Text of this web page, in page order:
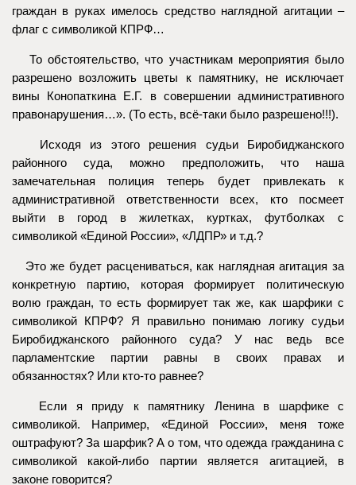
граждан в руках имелось средство наглядной агитации –
флаг с символикой КПРФ…
То обстоятельство, что участникам мероприятия было
разрешено возложить цветы к памятнику, не исключает
вины Конопаткина Е.Г. в совершении административного
правонарушения…». (То есть, всё-таки было разрешено!!!).
Исходя из этого решения судьи Биробиджанского
районного суда, можно предположить, что наша
замечательная полиция теперь будет привлекать к
административной ответственности всех, кто посмеет
выйти в город в жилетках, куртках, футболках с
символикой «Единой России», «ЛДПР» и т.д.?
Это же будет расцениваться, как наглядная агитация за
конкретную партию, которая формирует политическую
волю граждан, то есть формирует так же, как шарфики с
символикой КПРФ? Я правильно понимаю логику судьи
Биробиджанского районного суда? У нас ведь все
парламентские партии равны в своих правах и
обязанностях? Или кто-то равнее?
Если я приду к памятнику Ленина в шарфике с
символикой. Например, «Единой России», меня тоже
оштрафуют? За шарфик? А о том, что одежда гражданина с
символикой какой-либо партии является агитацией, в
законе говорится?